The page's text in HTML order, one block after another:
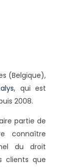
(Belgique),
, qui est
2008.
partie de
connaître
du droit
clients que